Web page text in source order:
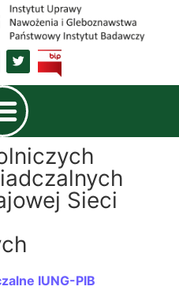
Sieci
IUNG-PIB